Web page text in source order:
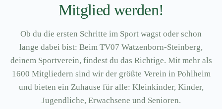
Mitglied werden!
Ob du die ersten Schritte im Sport wagst oder schon
lange dabei bist: Beim TV07 Watzenborn-Steinberg,
deinem Sportverein, findest du das Richtige. Mit mehr als
1600 Mitgliedern sind wir der größte Verein in Pohlheim
und bieten ein Zuhause für alle: Kleinkinder, Kinder,
Jugendliche, Erwachsene und Senioren.